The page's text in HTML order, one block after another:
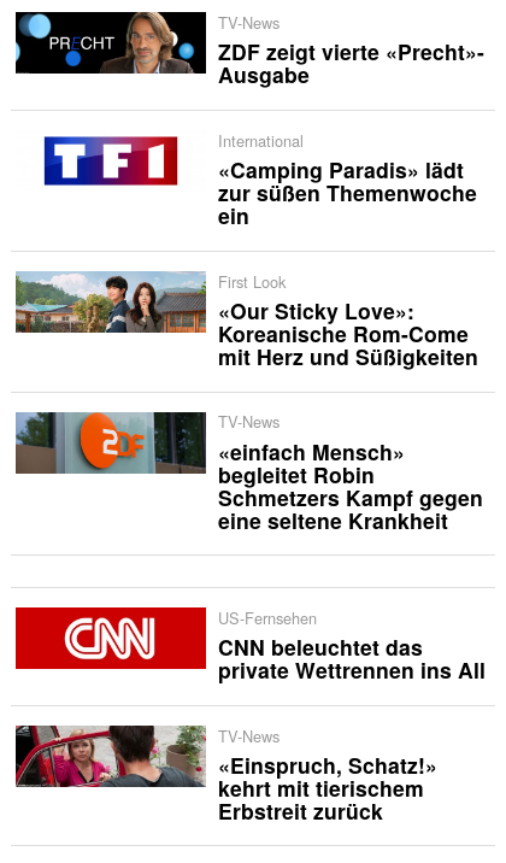
TV-News
ZDF zeigt vierte «Precht»-
Ausgabe
International
«Camping Paradis» lädt
zur süßen Themenwoche
ein
First Look
«Our Sticky Love»:
Koreanische Rom-Come
mit Herz und Süßigkeiten
TV-News
«einfach Mensch»
begleitet Robin
Schmetzers Kampf gegen
eine seltene Krankheit
US-Fernsehen
CNN beleuchtet das
private Wettrennen ins All
TV-News
«Einspruch, Schatz!»
kehrt mit tierischem
Erbstreit zurück